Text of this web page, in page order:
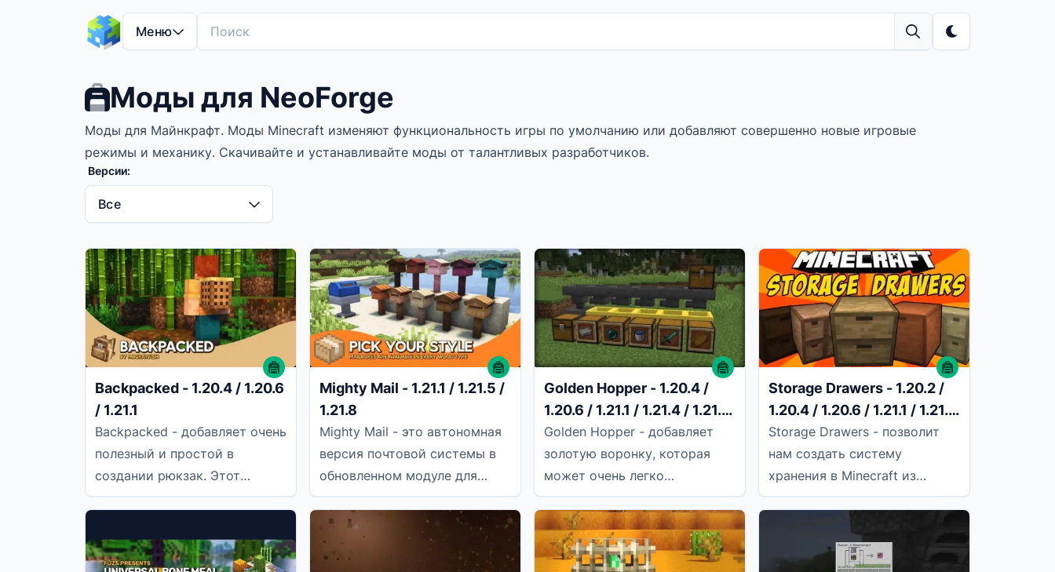
Меню
Моды для NeoForge
Моды для Майнкрафт. Моды Minecraft изменяют функциональность игры по умолчанию или добавляют совершенно новые игровые
режимы и механику. Скачивайте и устанавливайте моды от талантливых разработчиков.
Версии:
Все
Backpacked - 1.20.4 / 1.20.6
/ 1.21.1
Backpacked - добавляет очень
полезный и простой в
создании рюкзак. Этот
рюкзак вы должны поместить
есть 9
Mighty Mail - 1.21.1 / 1.21.5 /
1.21.8
Mighty Mail - это автономная
версия почтовой системы в
обновленном модуле для
мебели от MrCrayfish.
Почтовая система имеет
Golden Hopper - 1.20.4 /
1.20.6 / 1.21.1 / 1.21.4 / 1.21.5
/ 1.21.8
Golden Hopper - добавляет
золотую воронку, которая
может очень легко
фильтровать объекты, нужно
поместить элемент, который
мы хотим
Storage Drawers - 1.20.2 /
1.20.4 / 1.20.6 / 1.21.1 / 1.21.4
/ 1.21.5 / 1.21.8
Storage Drawers - позволит
нам создать систему
хранения в Minecraft из
ящиков или комодов,
содержимое на